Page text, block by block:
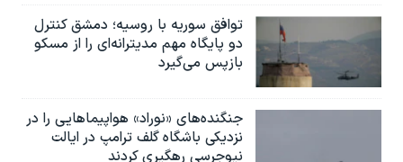
توافق سوریه با روسیه؛ دمشق کنترل
دو پایگاه مهم مدیترانه‌ای را از مسکو
بازپس می‌گیرد
جنگنده‌های «نوراد» هواپیماهایی را در
نزدیکی باشگاه گلف ترامپ در ایالت
نیوجرسی رهگیری کردند